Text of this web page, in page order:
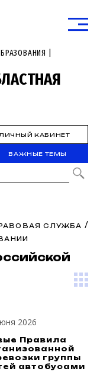
|
ЛИЧНЫЙ КАБИНЕТ
ВАЖНЫЕ ТЕМЫ
СЛУЖБА /
2026
Правила
группы
автобусами